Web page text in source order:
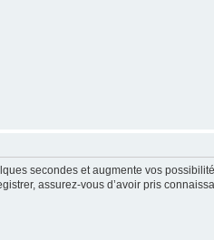
secondes et augmente vos
assurez-vous d’avoir pris